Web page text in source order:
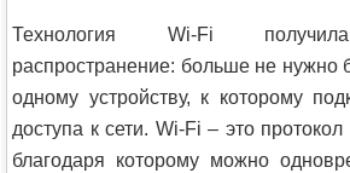
Технология Wi-Fi
распространение: больше не нужно
одному устройству, к которому
доступа к сети. Wi-Fi – это
благодаря которому можно